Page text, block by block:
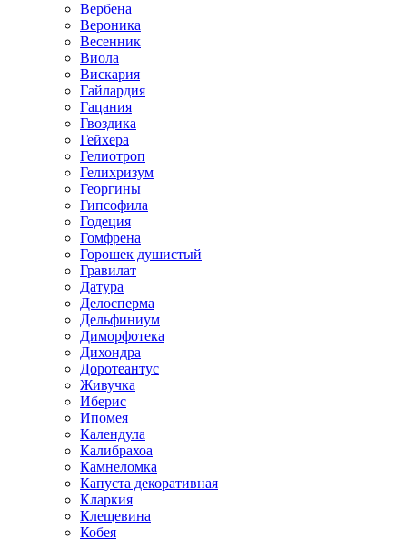
Вербена
Вероника
Весенник
Виола
Вискария
Гайлардия
Гацания
Гвоздика
Гейхера
Гелиотроп
Гелихризум
Георгины
Гипсофила
Годеция
Гомфрена
Горошек душистый
Гравилат
Датура
Делосперма
Дельфиниум
Диморфотека
Дихондра
Доротеантус
Живучка
Иберис
Ипомея
Календула
Калибрахоа
Камнеломка
Капуста декоративная
Кларкия
Клещевина
Кобея